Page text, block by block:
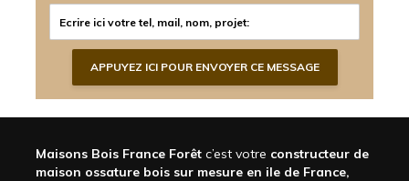
Maisons Bois France Forêt c’est votre constructeur de
maison ossature bois sur mesure en ile de France,